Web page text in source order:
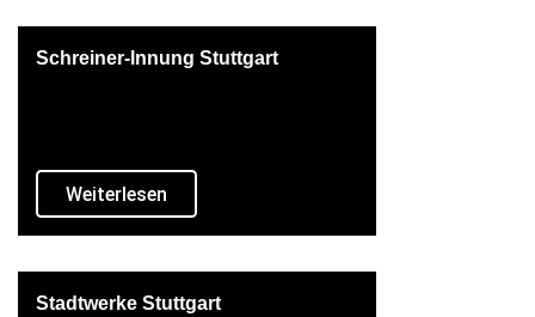
Schreiner-Innung Stuttgart
Weiterlesen
Stadtwerke Stuttgart